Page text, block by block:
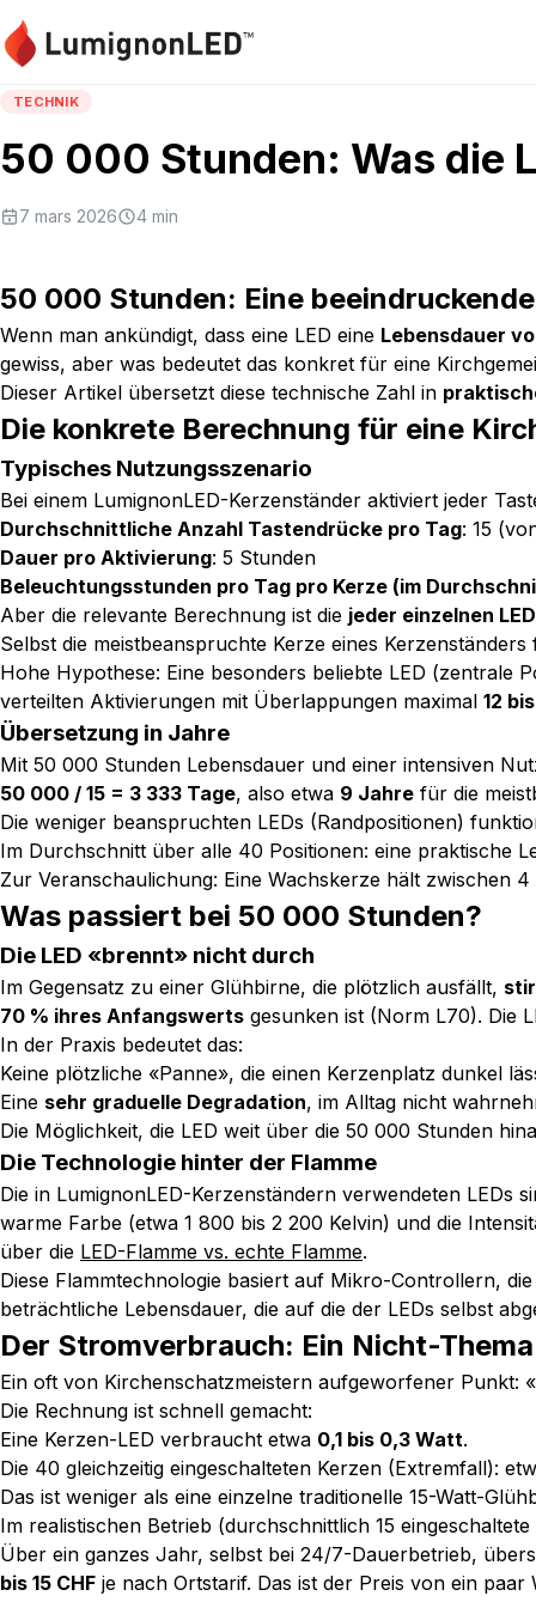
TECHNIK
50 000 Stunden: Was die
7 mars 2026 4 min
50 000 Stunden: Eine
Wenn man ankündigt, dass eine LED eine Lebensdauer
gewiss, aber was bedeutet das konkret für eine
Dieser Artikel übersetzt diese technische Zahl in
Die konkrete Berechnung für eine
Typisches Nutzungsszenario
Bei einem LumignonLED-Kerzenständer aktiviert jeder
Durchschnittliche Anzahl Tastendrücke pro Tag: 15
Dauer pro Aktivierung: 5 Stunden
Beleuchtungsstunden pro Tag pro Kerze (im
Aber die relevante Berechnung ist die jeder einzelnen LED
Selbst die meistbeanspruchte Kerze eines
Hohe Hypothese: Eine besonders beliebte LED (zentrale
verteilten Aktivierungen mit Überlappungen maximal 12
Übersetzung in Jahre
Mit 50 000 Stunden Lebensdauer und einer intensiven
50 000 / 15 = 3 333 Tage, also etwa 9 Jahre für die
Die weniger beanspruchten LEDs (Randpositionen)
Im Durchschnitt über alle 40 Positionen: eine praktische
Zur Veranschaulichung: Eine Wachskerze hält zwischen
Was passiert bei 50 000 Stunden?
Die LED «brennt» nicht durch
Im Gegensatz zu einer Glühbirne, die plötzlich ausfällt,
70 % ihres Anfangswerts gesunken ist (Norm L70). Die
In der Praxis bedeutet das:
Keine plötzliche «Panne», die einen Kerzenplatz dunkel
Eine sehr graduelle Degradation, im Alltag nicht
Die Möglichkeit, die LED weit über die 50 000 Stunden
Die Technologie hinter der Flamme
Die in LumignonLED-Kerzenständern verwendeten LEDs
warme Farbe (etwa 1 800 bis 2 200 Kelvin) und die
über die LED-Flamme vs. echte Flamme.
Diese Flammtechnologie basiert auf Mikro-Controllern,
beträchtliche Lebensdauer, die auf die der LEDs selbst
Der Stromverbrauch: Ein Nicht-Thema
Ein oft von Kirchenschatzmeistern aufgeworfener Punkt:
Die Rechnung ist schnell gemacht:
Eine Kerzen-LED verbraucht etwa 0,1 bis 0,3 Watt.
Die 40 gleichzeitig eingeschalteten Kerzen (Extremfall):
Das ist weniger als eine einzelne traditionelle 15-Watt-
Im realistischen Betrieb (durchschnittlich 15
Über ein ganzes Jahr, selbst bei 24/7-Dauerbetrieb,
bis 15 CHF je nach Ortstarif. Das ist der Preis von ein paar